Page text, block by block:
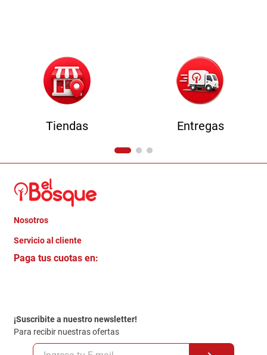
Tiendas Entregas
Nosotros
Quienes somos
Trabaja con Nosotros
Servicio al cliente
Crédito Directo
Politica de Privacidad
Políticas y condiciones GiftCard
Paga tus cuotas en:
¡Suscribite a nuestro newsletter!
Para recibir nuestras ofertas